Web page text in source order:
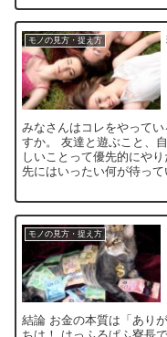
モノの見方・捉え方
みなさんはコレをやって
すか。 友達と遊ぶこと、
しいことって優先的にや
先にはいったい何が待って
モノの見方・捉え方
結論 お金の本質は「あり